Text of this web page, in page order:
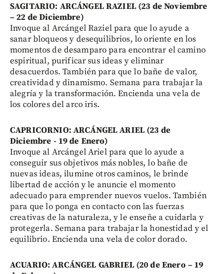
SAGITARIO: ARCÁNGEL RAZIEL (23 de Noviembre
– 22 de Diciembre)
Invoque al Arcángel Raziel para que lo ayude a
sanar bloqueos y desequilibrios, lo oriente en los
momentos de desamparo para encontrar el camino
espiritual, purificar sus ideas y eliminar
desacuerdos. También para que lo bañe de valor,
creatividad y dinamismo. Semana para trabajar la
alegría y la transformación. Encienda una vela de
los colores del arco iris.
CAPRICORNIO: ARCÁNGEL ARIEL (23 de
Diciembre - 19 de Enero)
Invoque al Arcángel Ariel para que lo ayude a
conseguir sus objetivos más nobles, lo bañe de
nuevas ideas, ilumine otros caminos, le brinde
libertad de acción y le anuncie el momento
adecuado para emprender nuevos vuelos. También
para que lo ponga en contacto con las fuerzas
creativas de la naturaleza, y le enseñe a cuidarla y
protegerla. Semana para trabajar la honestidad y el
equilibrio. Encienda una vela de color dorado.
ACUARIO: ARCÁNGEL GABRIEL (20 de Enero – 19